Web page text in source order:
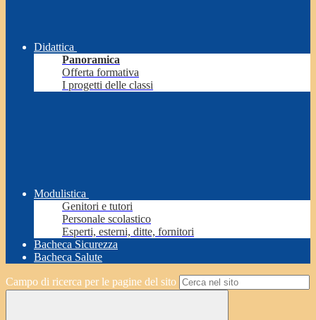
Didattica
Panoramica
Offerta formativa
I progetti delle classi
Modulistica
Genitori e tutori
Personale scolastico
Esperti, esterni, ditte, fornitori
Bacheca Sicurezza
Bacheca Salute
Campo di ricerca per le pagine del sito